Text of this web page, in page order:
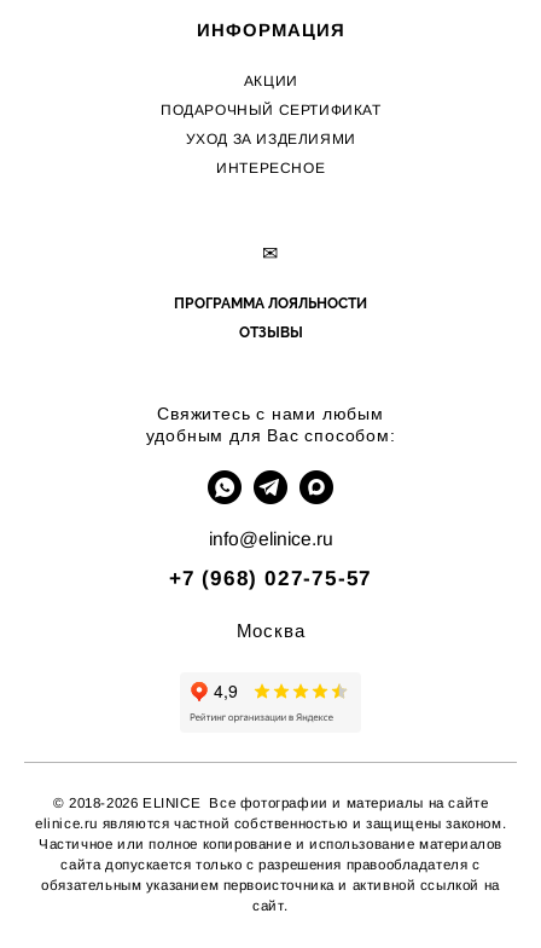
ИНФОРМАЦИЯ
АКЦИИ
ПОДАРОЧНЫЙ СЕРТИФИКАТ
УХОД ЗА ИЗДЕЛИЯМИ
ИНТЕРЕСНОЕ
✉
ПРОГРАММА ЛОЯЛЬНОСТИ
ОТЗЫВЫ
Свяжитесь с нами любым
удобным для Вас способом:
info@elinice.ru
+7 (968) 027-75-57
Москва
© 2018-2026 ELINICE Все фотографии и материалы на сайте
elinice.ru являются частной собственностью и защищены законом.
Частичное или полное копирование и использование материалов
сайта допускается только с разрешения правообладателя с
обязательным указанием первоисточника и активной ссылкой на
сайт.